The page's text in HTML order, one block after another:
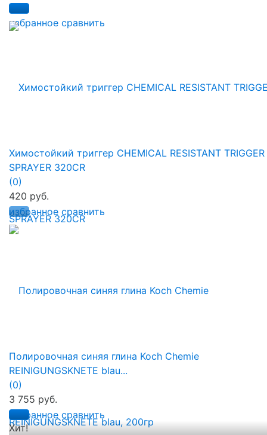
избранное сравнить
избранное сравнить
Химостойкий триггер CHEMICAL RESISTANT TRIGGER
SPRAYER 320CR
(0)
420 руб.
избранное сравнить
Полировочная синяя глина Koch Chemie
REINIGUNGSKNETE blau...
(0)
3 755 руб.
Хит!